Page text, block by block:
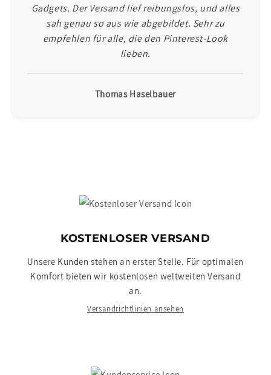
Gadgets. Der Versand lief reibungslos, und alles
sah genau so aus wie abgebildet. Sehr zu
empfehlen für alle, die den Pinterest-Look
lieben.
Thomas Haselbauer
KOSTENLOSER VERSAND
Unsere Kunden stehen an erster Stelle. Für optimalen
Komfort bieten wir kostenlosen weltweiten Versand
an.
Versandrichtlinien ansehen